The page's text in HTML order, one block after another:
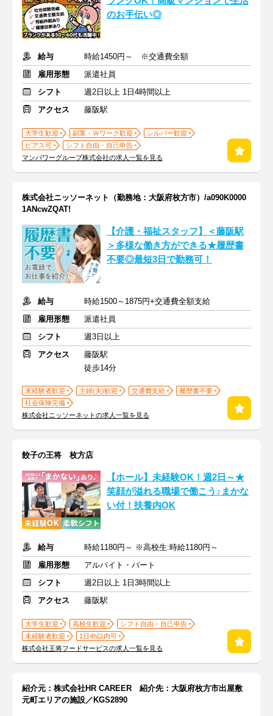
のお手伝い◎
給与
時給1450円～ ※交通費全額
雇用形態
派遣社員
シフト
週2日以上 1日4時間以上
アクセス
藤阪駅
大学生歓迎 副業・Ｗワーク歓迎
シルバー歓迎
ピアス可
シフト自由・自己申告
マンパワーグループ株式会社の求人一覧を見る
株式会社ニッソーネット（勤務地：大阪府枚方市）/a090K0000
1ANcwZQAT!
【介護・福祉スタッフ】＜藤阪駅
＞多様な働き方ができる★履歴書
不要◎最短3日で勤務可！
給与
時給1500～1875円+交通費全額支給
雇用形態
派遣社員
シフト
週3日以上
アクセス
藤阪駅
徒歩14分
未経験者歓迎 主婦(夫)歓迎 交通費支給
履歴書不要
社会保険完備
株式会社ニッソーネットの求人一覧を見る
餃子の王将 枚方店
【ホール】未経験OK！週2日～★
笑顔が溢れる職場で働こう♪まかな
い付！扶養内OK
給与
時給1180円～ ※高校生:時給1180円～
雇用形態
アルバイト・パート
シフト
週2日以上 1日3時間以上
アクセス
藤阪駅
大学生歓迎 高校生歓迎
シフト自由・自己申告
未経験者歓迎
1日4h以内可
株式会社王将フードサービスの求人一覧を見る
紹介元：株式会社HR CAREER 紹介先：大阪府枚方市出屋敷
元町エリアの施設／KGS2890